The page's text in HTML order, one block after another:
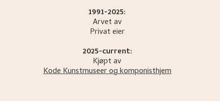
1991-2025:
Arvet av
Privat eier
2025-current:
Kjøpt av
Kode Kunstmuseer og komponisthjem